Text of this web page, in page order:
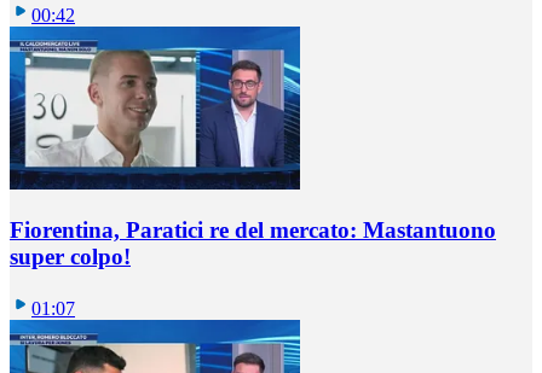
00:42
Fiorentina, Paratici re del mercato: Mastantuono
super colpo!
01:07